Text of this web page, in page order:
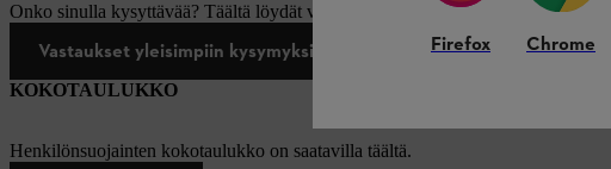
Onko sinulla kysyttävää? Täältä löydät vastaukset yleisimpiin kysymyksiin.
Vastaukset yleisimpiin kysymyksiin
KOKOTAULUKKO
Henkilönsuojainten kokotaulukko on saatavilla täältä.
Firefox Chrome